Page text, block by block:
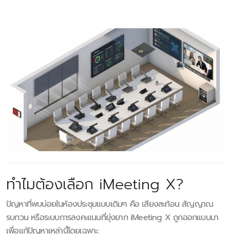
ทำไมต้องเลือก iMeeting X?
ปัญหาที่พบบ่อยในห้องประชุมแบบเดิมๆ คือ เสียงสะท้อน สัญญาณ
รบกวน หรือระบบการลงคะแนนที่ยุ่งยาก iMeeting X ถูกออกแบบมา
เพื่อแก้ปัญหาเหล่านี้โดยเฉพาะ: